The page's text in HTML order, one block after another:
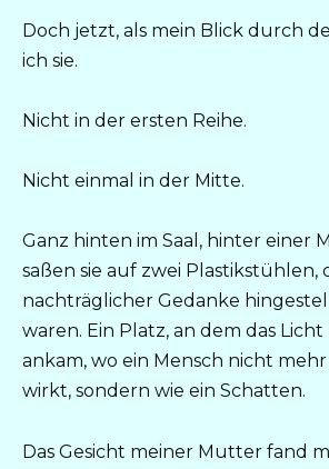
Doch jetzt, als mein Blick durch
ich sie.
Nicht in der ersten Reihe.
Nicht einmal in der Mitte.
Ganz hinten im Saal, hinter einer
saßen sie auf zwei Plastikstühlen,
nachträglicher Gedanke
waren. Ein Platz, an dem das
ankam, wo ein Mensch nicht mehr
wirkt, sondern wie ein Schatten.
Das Gesicht meiner Mutter fand